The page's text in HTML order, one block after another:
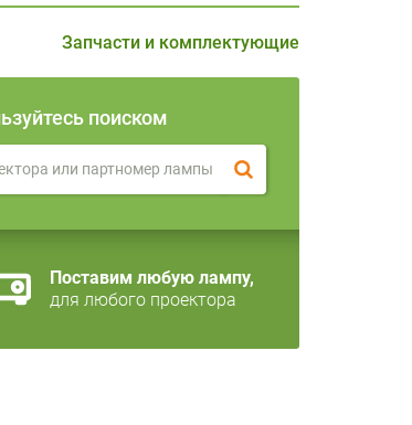
Запчасти и комплектующие
поиском
Поставим любую лампу,
для любого проектора